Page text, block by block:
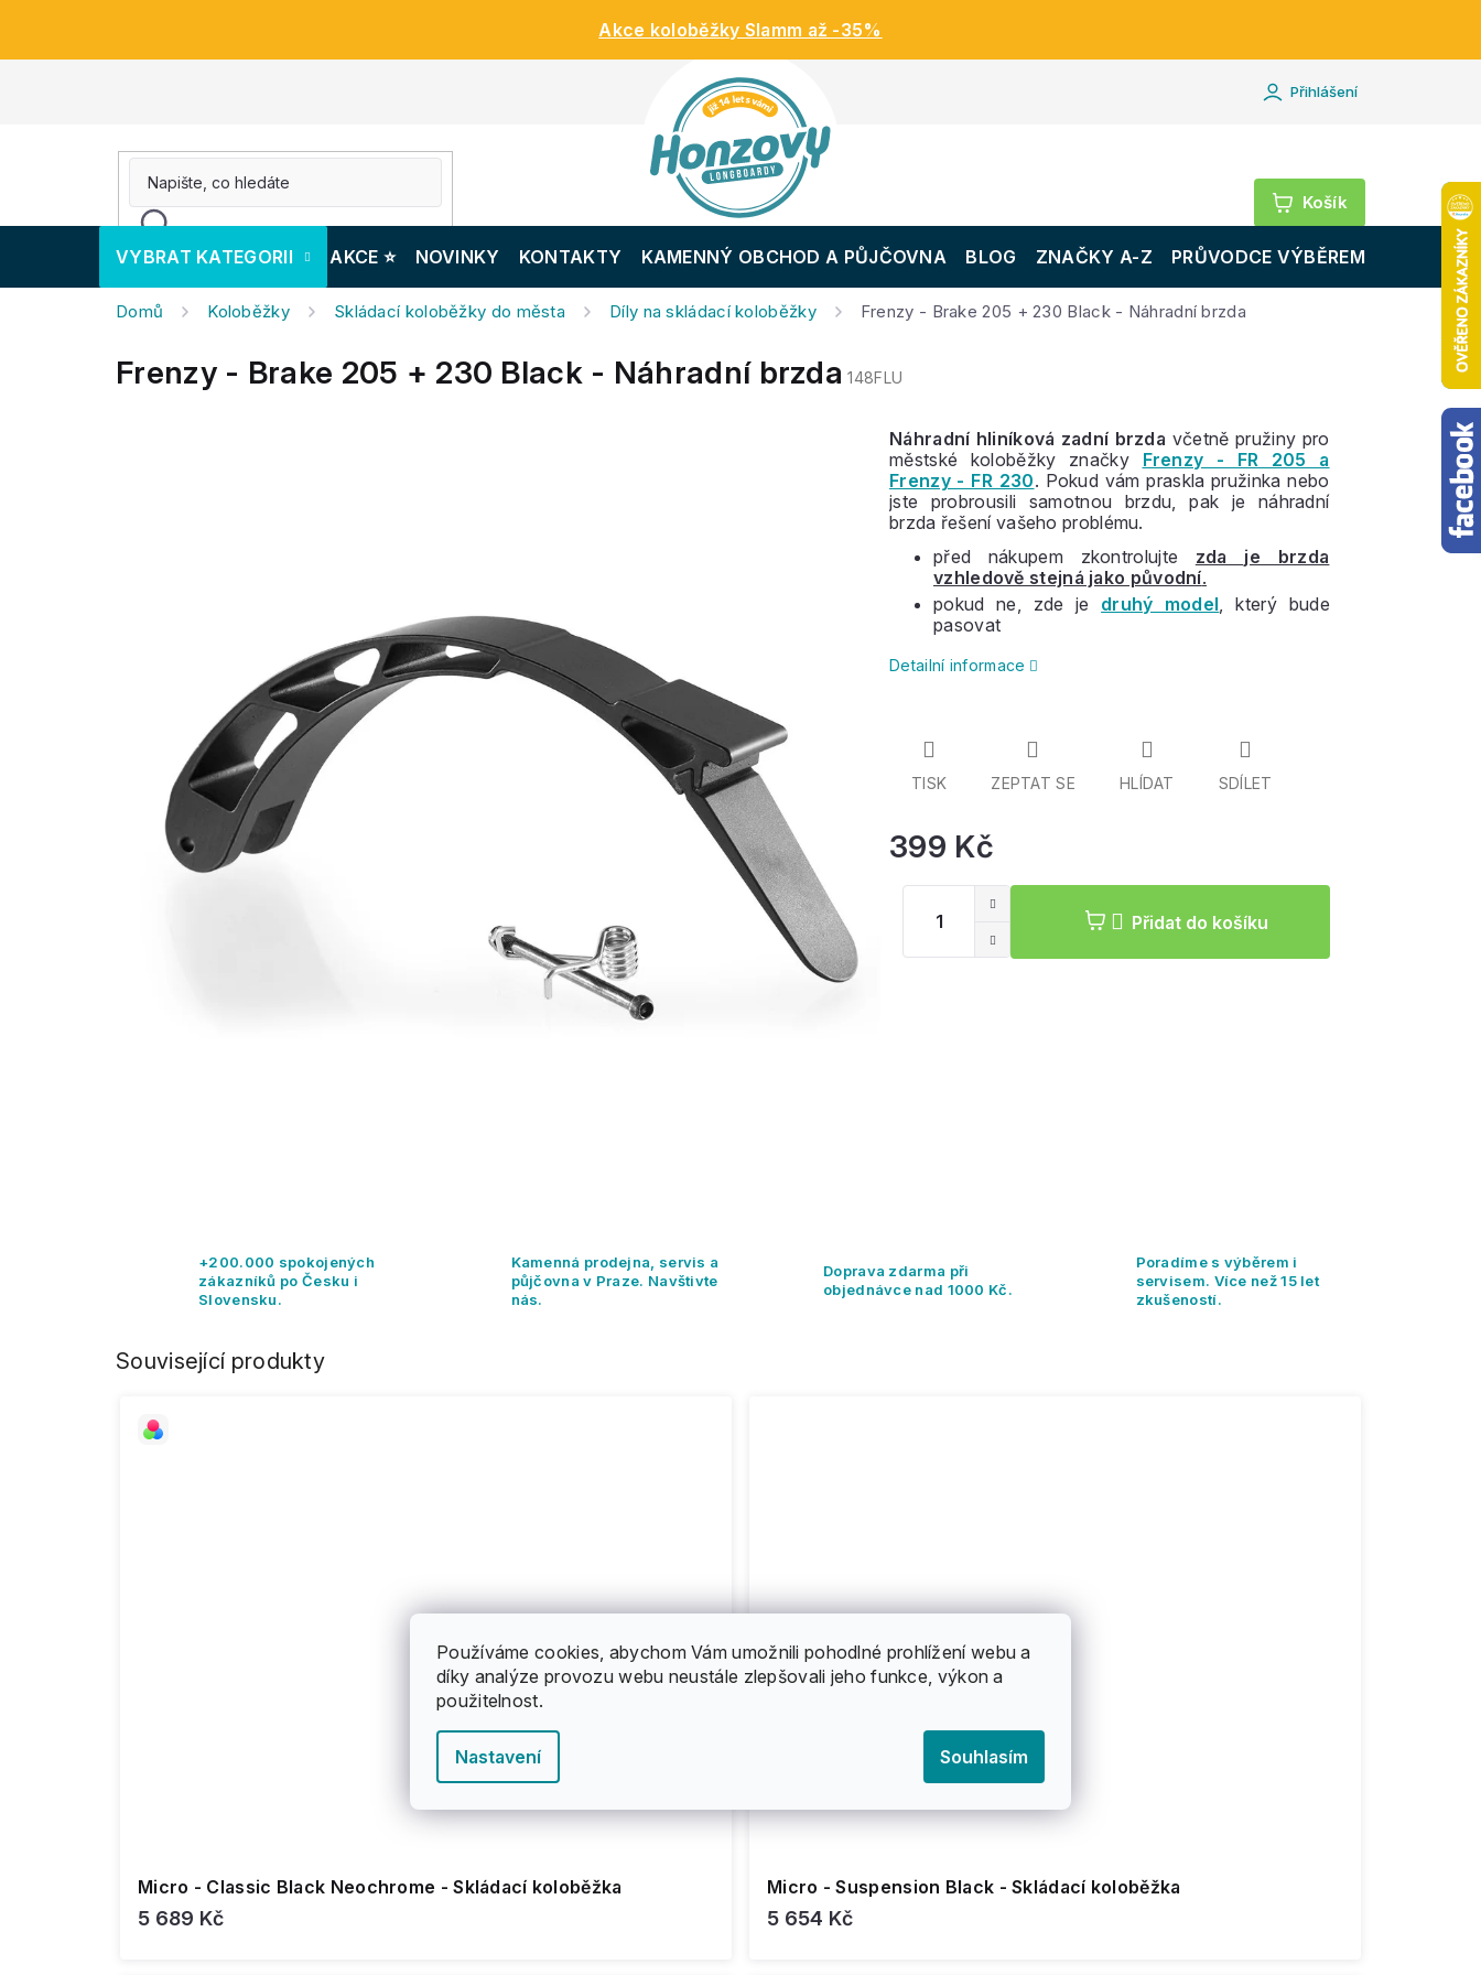
Používáme cookies, abychom Vám umožnili pohodlné prohlížení webu a
díky analýze provozu webu neustále zlepšovali jeho funkce, výkon a
použitelnost.
Nastavení Souhlasím
Akce koloběžky Slamm až -35%
Přihlášení
Nákupní
košík
VYBRAT KATEGORII AKCE ⭐️ NOVINKY KONTAKTY KAMENNÝ OBCHOD A PŮJČOVNA BLOG ZNAČKY A-Z PRŮVODCE VÝBĚREM
Domů Koloběžky Skládací koloběžky do města Díly na skládací koloběžky Frenzy - Brake 205 + 230 Black - Náhradní brzda
Frenzy - Brake 205 + 230 Black - Náhradní brzda 148FLU
399 Kč
cena:
Přidat do košíku
Náhradní hliníková zadní brzda včetně pružiny pro
městské koloběžky značky Frenzy - FR 205 a
Frenzy - FR 230. Pokud vám praskla pružinka nebo
jste probrousili samotnou brzdu, pak je náhradní
brzda řešení vašeho problému.
před nákupem zkontrolujte zda je brzda
vzhledově stejná jako původní.
pokud ne, zde je druhý model, který bude
pasovat
Detailní informace
TISK ZEPTAT SE HLÍDAT SDÍLET
+200.000 spokojených
zákazníků po Česku i
Slovensku.
Kamenná prodejna, servis a
půjčovna v Praze. Navštivte
nás.
Doprava zdarma při
objednávce nad 1000 Kč.
Poradíme s výběrem i
servisem. Více než 15 let
zkušeností.
Související produkty
Micro - Classic Black Neochrome - Skládací koloběžka
5 689 Kč
Micro - Suspension Black - Skládací koloběžka
5 654 Kč